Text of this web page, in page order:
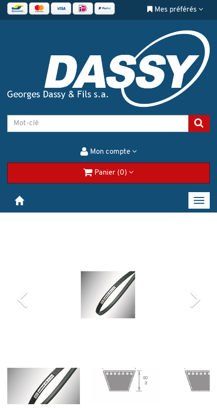
Mes préférés
Mon compte
Panier (0)